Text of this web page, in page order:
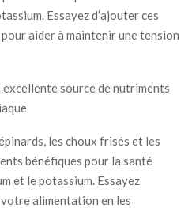
Essayez d’ajouter ces
aider à maintenir une tension
source de nutriments
les choux frisés et les
bénéfiques pour la santé
et le potassium. Essayez
alimentation en les